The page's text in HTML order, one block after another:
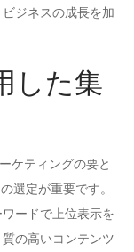
ジネスの成長を加
した集
ケティングの要と
選定が重要です。
ードで上位表示を
の高いコンテンツ